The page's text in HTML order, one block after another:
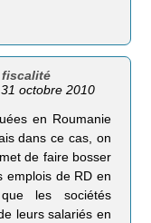
fiscalité
31 octobre 2010
en Roumanie
dans ce cas, on
de faire bosser
emplois de RD en
les sociétés
leurs salariés en